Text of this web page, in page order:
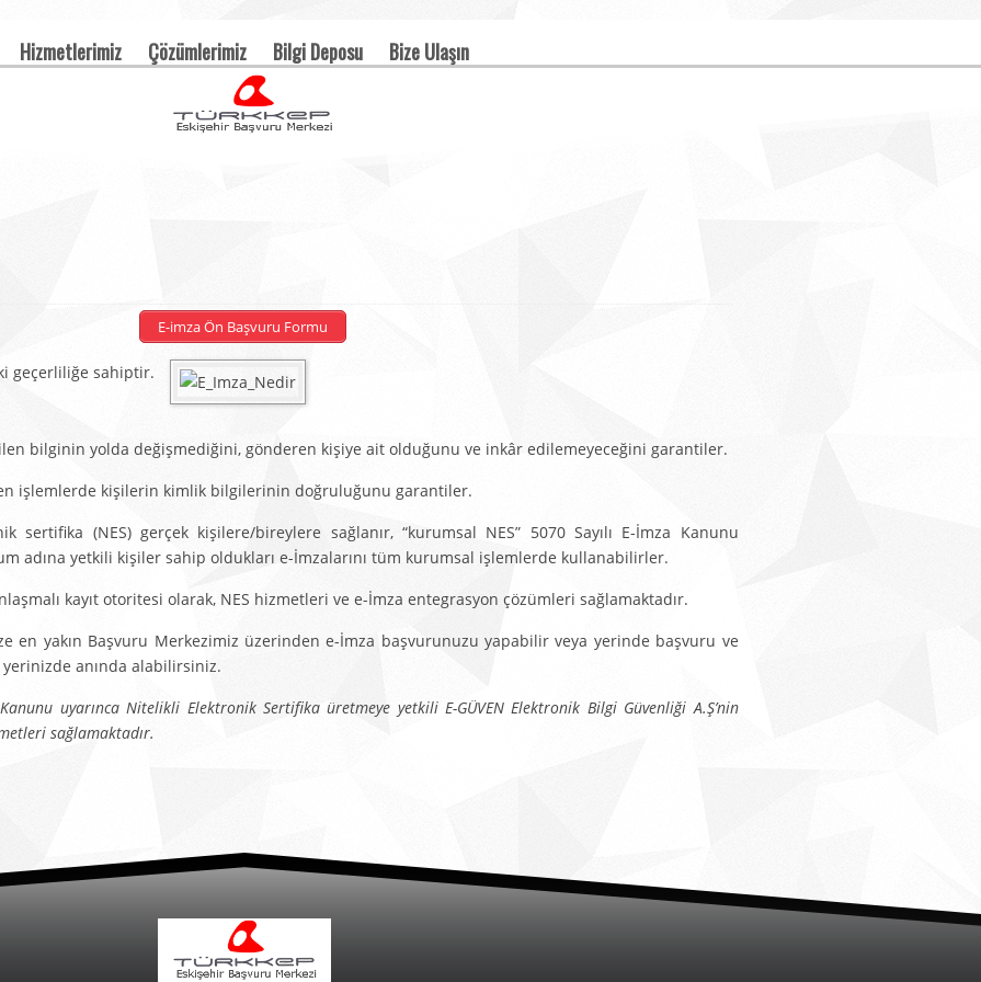
Hizmetlerimiz Çözümlerimiz Bilgi Deposu Bize Ulaşın
E-imza Ön Başvuru Formu
geçerliliğe sahiptir.
bilginin yolda değişmediğini, gönderen kişiye ait olduğunu ve inkâr edilemeyeceğini garantiler.
işlemlerde kişilerin kimlik bilgilerinin doğruluğunu garantiler.
(NES) gerçek kişilere/bireylere sağlanır, “kurumsal NES” 5070 Sayılı E-İmza Kanunu
adına yetkili kişiler sahip oldukları e-İmzalarını tüm kurumsal işlemlerde kullanabilirler.
kayıt otoritesi olarak, NES hizmetleri ve e-İmza entegrasyon çözümleri sağlamaktadır.
en yakın Başvuru Merkezimiz üzerinden e-İmza başvurunuzu yapabilir veya yerinde başvuru ve
yerinizde anında alabilirsiniz.
Kanunu uyarınca Nitelikli Elektronik Sertifika üretmeye yetkili E-GÜVEN Elektronik Bilgi Güvenliği A.Ş’nin
sağlamaktadır.